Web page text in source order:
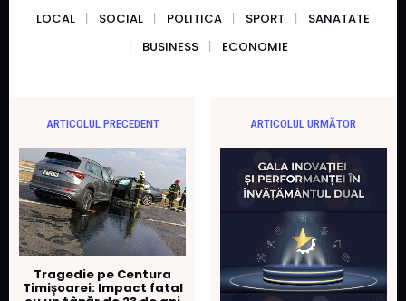
LOCAL SOCIAL POLITICA SPORT
SANATATE
BUSINESS
ECONOMIE
ARTICOLUL PRECEDENT
Tragedie pe Centura
Timișoarei: Impact fatal
ARTICOLUL URMĂTOR